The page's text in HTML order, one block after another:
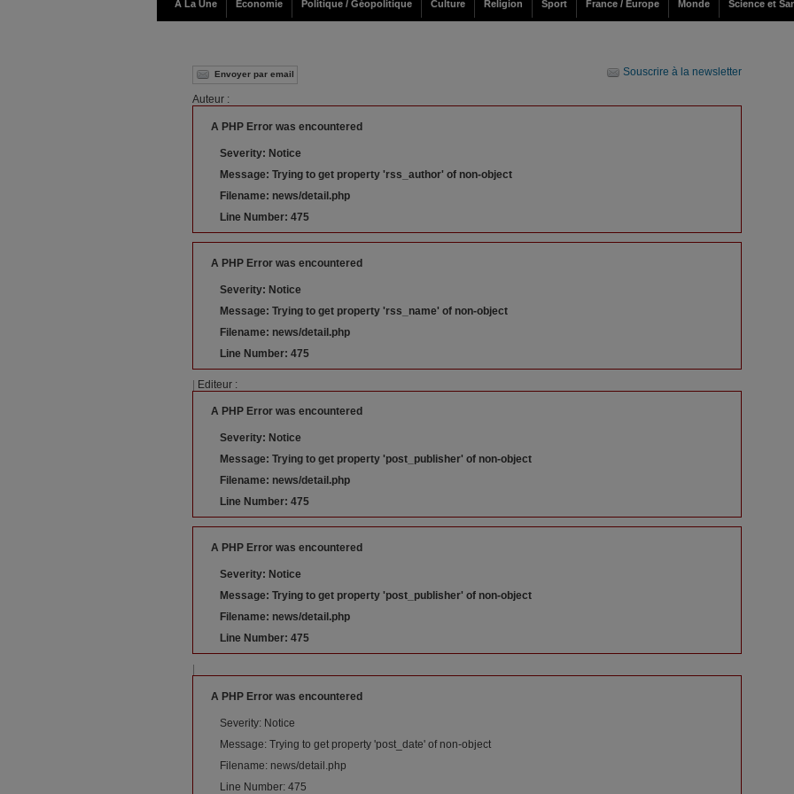
A La Une Economie Politique / Géopolitique Culture Religion Sport France / Europe Monde Science et
Envoyer par email Souscrire à la newsletter
Auteur :
A PHP Error was encountered
Severity: Notice
Message: Trying to get property 'rss_author' of non-object
Filename: news/detail.php
Line Number: 475
A PHP Error was encountered
Severity: Notice
Message: Trying to get property 'rss_name' of non-object
Filename: news/detail.php
Line Number: 475
| Editeur :
A PHP Error was encountered
Severity: Notice
Message: Trying to get property 'post_publisher' of non-object
Filename: news/detail.php
Line Number: 475
A PHP Error was encountered
Severity: Notice
Message: Trying to get property 'post_publisher' of non-object
Filename: news/detail.php
Line Number: 475
A PHP Error was encountered
Severity: Notice
Message: Trying to get property 'post_date' of non-object
Filename: news/detail.php
Line Number: 475